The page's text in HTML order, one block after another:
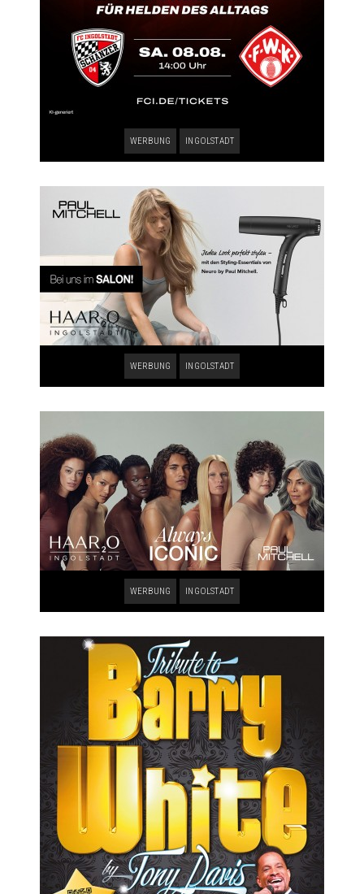
WERBUNG INGOLSTADT
WERBUNG INGOLSTADT
WERBUNG INGOLSTADT